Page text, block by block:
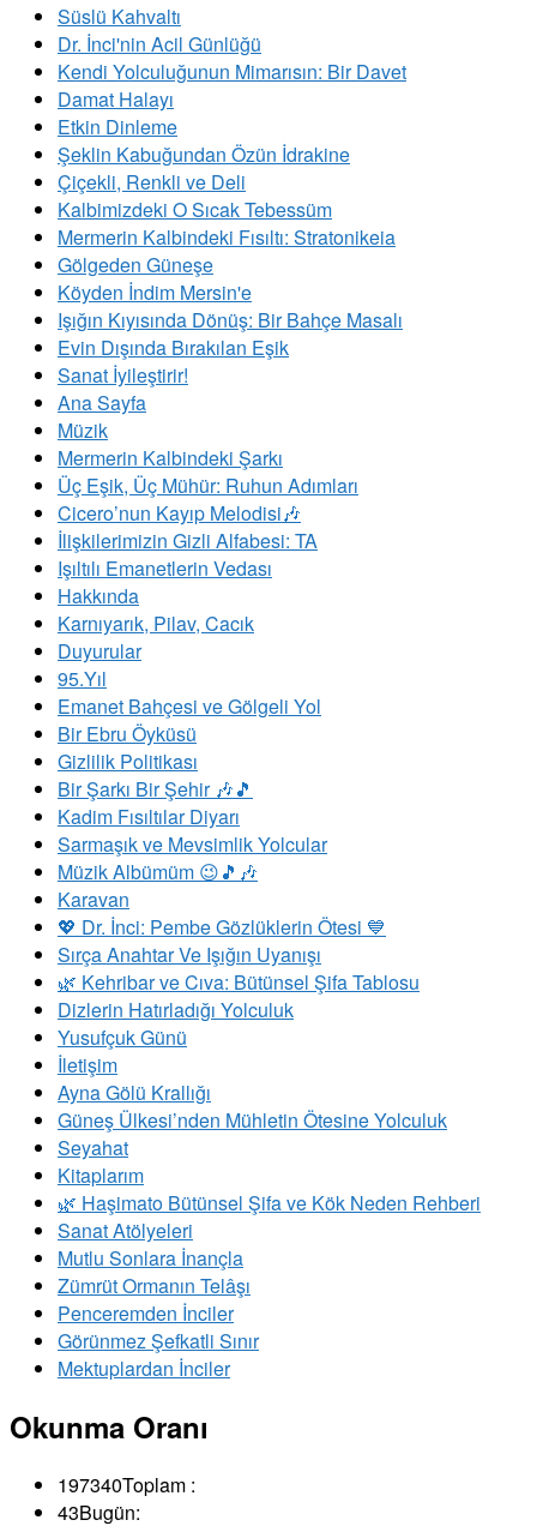
Süslü Kahvaltı
Dr. İnci'nin Acil Günlüğü
Kendi Yolculuğunun Mimarısın: Bir Davet
Damat Halayı
Etkin Dinleme
Şeklin Kabuğundan Özün İdrakine
Çiçekli, Renkli ve Deli
Kalbimizdeki O Sıcak Tebessüm
Mermerin Kalbindeki Fısıltı: Stratonikeia
Gölgeden Güneşe
Köyden İndim Mersin'e
Işığın Kıyısında Dönüş: Bir Bahçe Masalı
Evin Dışında Bırakılan Eşik
Sanat İyileştirir!
Ana Sayfa
Müzik
Mermerin Kalbindeki Şarkı
Üç Eşik, Üç Mühür: Ruhun Adımları
Cicero’nun Kayıp Melodisi🎶
İlişkilerimizin Gizli Alfabesi: TA
​Işıltılı Emanetlerin Vedası
Hakkında
Karnıyarık, Pilav, Cacık
Duyurular
95.Yıl
Emanet Bahçesi ve Gölgeli Yol
Bir Ebru Öyküsü
Gizlilik Politikası
Bir Şarkı Bir Şehir 🎶🎵
Kadim Fısıltılar Diyarı
Sarmaşık ve Mevsimlik Yolcular
Müzik Albümüm 😉🎵🎶
Karavan
💖 Dr. İnci: Pembe Gözlüklerin Ötesi 💙
Sırça Anahtar Ve Işığın Uyanışı
​🌿 Kehribar ve Cıva: Bütünsel Şifa Tablosu
Dizlerin Hatırladığı Yolculuk
Yusufçuk Günü
İletişim
Ayna Gölü Krallığı
Güneş Ülkesi’nden Mühletin Ötesine Yolculuk
Seyahat
Kitaplarım
🌿 Haşimato Bütünsel Şifa ve Kök Neden Rehberi
Sanat Atölyeleri
Mutlu Sonlara İnançla
Zümrüt Ormanın Telâşı
Penceremden İnciler
Görünmez Şefkatli Sınır
Mektuplardan İnciler
Okunma Oranı
197340Toplam :
43Bugün: